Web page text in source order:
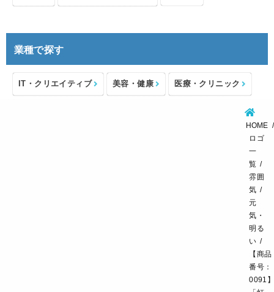
業種で探す
IT・クリエイティブ 美容・健康 医療・クリニック
HOME
ロゴ
一
覧
雰囲
気
元
気・
明る
い
【商品
番号：
0091】